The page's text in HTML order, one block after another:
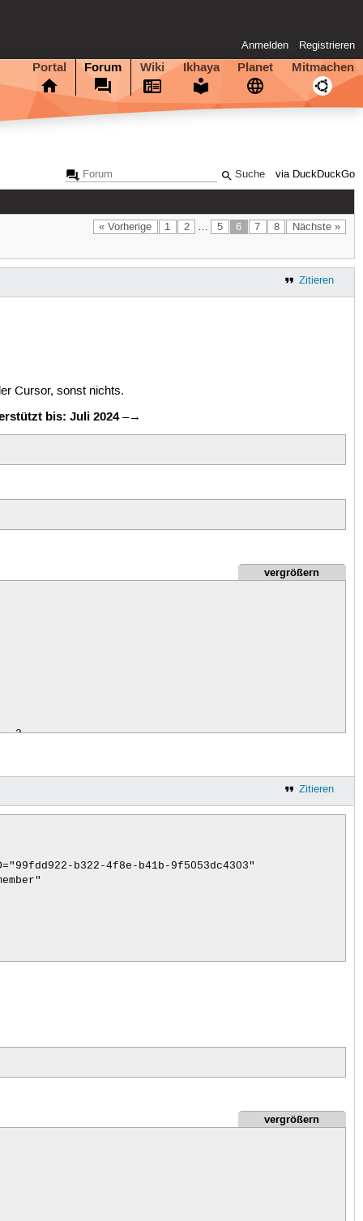
Anmelden Registrieren
Portal Forum Wiki Ikhaya Planet Mitmachen
via DuckDuckGo
« Vorherige 1 2 … 5 6 7 8 Nächste »
Zitieren
Cursor, sonst nichts.
bis: Juli 2024–→
vergrößern
2
Zitieren
b322-4f8e-b41b-9f5053dc4303"
vergrößern